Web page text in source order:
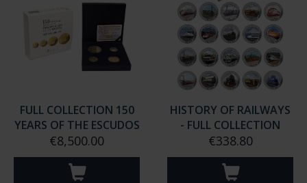
FULL COLLECTION 150
YEARS OF THE ESCUDOS
€8,500.00
HISTORY OF RAILWAYS
- FULL COLLECTION
€338.80